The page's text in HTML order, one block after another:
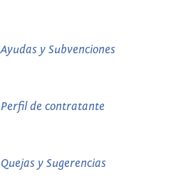
Ayudas y Subvenciones
Perfil de contratante
Quejas y Sugerencias